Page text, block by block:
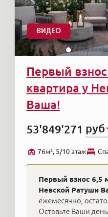
ВИДЕО
Первый
квартира у
Ваша!
53'849'271 руб
76м², 5/10 этаж
Первый взнос 6,5
Невской Ратуши
ежемесячно,
Оставьте Ваши